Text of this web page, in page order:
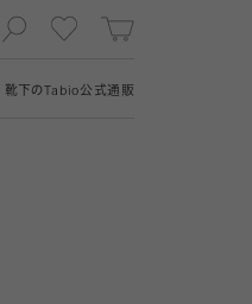
靴下の Tabio公式通販